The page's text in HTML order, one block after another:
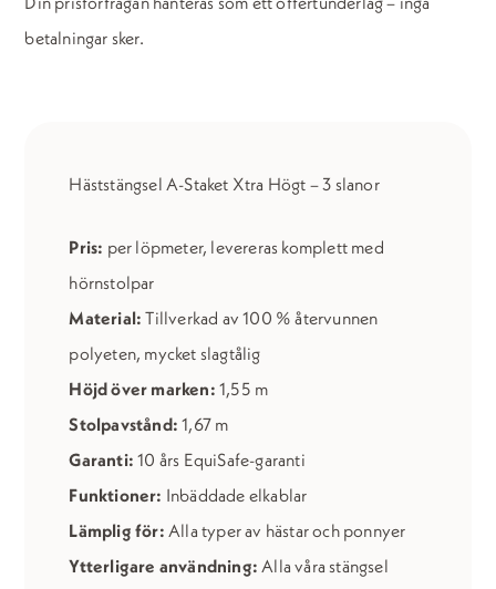
slanor
betalningar sker.
Häststängsel A-Staket Xtra Högt – 3 slanor
Pris: per löpmeter, levereras komplett med
hörnstolpar
Material: Tillverkad av 100 % återvunnen
polyeten, mycket slagtålig
Höjd över marken: 1,55 m
Stolpavstånd: 1,67 m
Garanti: 10 års EquiSafe-garanti
Funktioner: Inbäddade elkablar
Lämplig för: Alla typer av hästar och ponnyer
Ytterligare användning: Alla våra stängsel